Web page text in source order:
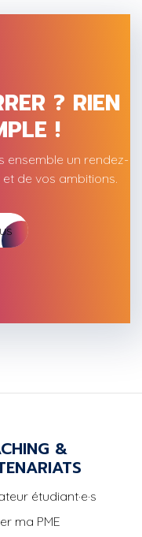
? RIEN
!
ensemble un rendez-
de vos ambitions.
&
étudiant·e·s
ma PME